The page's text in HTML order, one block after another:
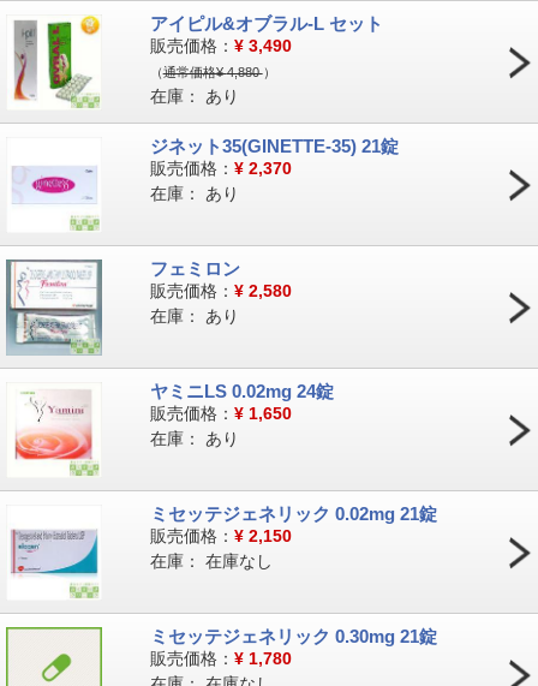
アイピル&オブラル-L セット
販売価格： ¥ 3,490
（通常価格¥4,880 ）
在庫： あり
ジネット35(GINETTE-35) 21錠
販売価格： ¥ 2,370
在庫： あり
フェミロン
販売価格： ¥ 2,580
在庫： あり
ヤミニLS 0.02mg 24錠
販売価格： ¥ 1,650
在庫： あり
ミセッテジェネリック 0.02mg 21錠
販売価格： ¥ 2,150
在庫： 在庫なし
ミセッテジェネリック 0.30mg 21錠
販売価格： ¥ 1,780